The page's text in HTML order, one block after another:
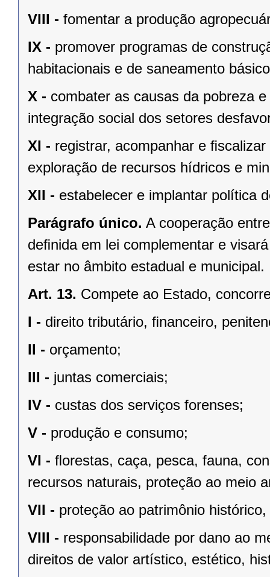
VIII - fomentar a produção
IX - promover programas de
habitacionais e de saneamento
X - combater as causas da pobreza
integração social dos setores
XI - registrar, acompanhar e
exploração de recursos hídricos e
XII - estabelecer e implantar política
Parágrafo único. A cooperação
deﬁnida em lei complementar e
estar no âmbito estadual e municipal.
Art. 13. Compete ao Estado,
I - direito tributário, ﬁnanceiro,
II - orçamento;
III - juntas comerciais;
IV - custas dos serviços forenses;
V - produção e consumo;
VI - ﬂorestas, caça, pesca, fauna,
recursos naturais, proteção ao meio
VII - proteção ao patrimônio
VIII - responsabilidade por dano ao
direitos de valor artístico, estético,